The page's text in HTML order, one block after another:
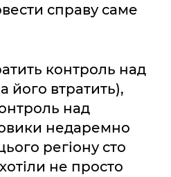
справу саме
контроль над
його втратить),
над
недаремно
регіону сто
не просто